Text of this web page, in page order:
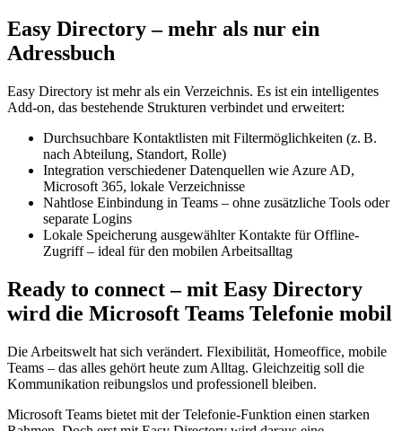
Easy Directory – mehr als nur ein
Adressbuch
Easy Directory ist mehr als ein Verzeichnis. Es ist ein intelligentes
Add-on, das bestehende Strukturen verbindet und erweitert:
Durchsuchbare Kontaktlisten mit Filtermöglichkeiten (z. B.
nach Abteilung, Standort, Rolle)
Integration verschiedener Datenquellen wie Azure AD,
Microsoft 365, lokale Verzeichnisse
Nahtlose Einbindung in Teams – ohne zusätzliche Tools oder
separate Logins
Lokale Speicherung ausgewählter Kontakte für Offline-
Zugriff – ideal für den mobilen Arbeitsalltag
Ready to connect – mit Easy Directory
wird die Microsoft Teams Telefonie mobil
Die Arbeitswelt hat sich verändert. Flexibilität, Homeoffice, mobile
Teams – das alles gehört heute zum Alltag. Gleichzeitig soll die
Kommunikation reibungslos und professionell bleiben.
Microsoft Teams bietet mit der Telefonie-Funktion einen starken